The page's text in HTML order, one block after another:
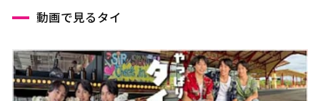
動画で見るタイ